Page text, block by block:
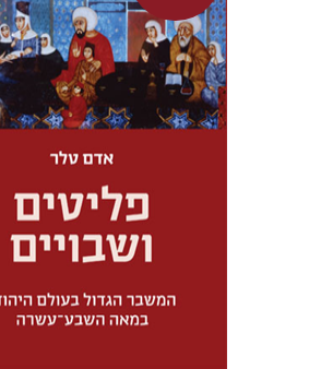
אדם טלר
דורון מגן
מחיר השקה
$46
$32